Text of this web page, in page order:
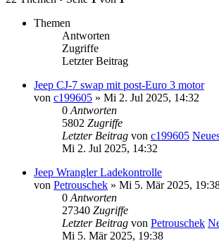
Themen
Antworten
Zugriffe
Letzter Beitrag
Jeep CJ-7 swap mit post-Euro 3 motor
von c199605 » Mi 2. Jul 2025, 14:32
0 Antworten
5802 Zugriffe
Letzter Beitrag von c199605
Mi 2. Jul 2025, 14:32
Jeep Wrangler Ladekontrolle
von Petrouschek » Mi 5. Mär 2025,
0 Antworten
27340 Zugriffe
Letzter Beitrag von Petrouschek
Mi 5. Mär 2025, 19:38